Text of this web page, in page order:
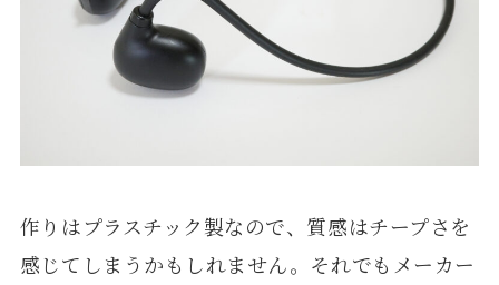
作りはプラスチック製なので、質感はチープさを
感じてしまうかもしれません。それでもメーカー